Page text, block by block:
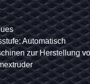
von Lehmziegeln
Tonblöcke
Klei